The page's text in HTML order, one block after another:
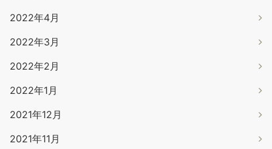
2022年4月
2022年3月
2022年2月
2022年1月
2021年12月
2021年11月